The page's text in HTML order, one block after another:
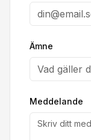
Ämne
Meddelande